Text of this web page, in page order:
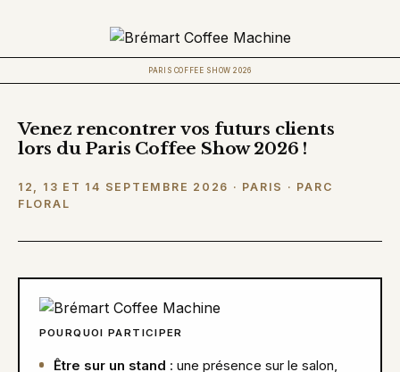
PARIS COFFEE SHOW 2026
Venez rencontrer vos futurs clients
lors du Paris Coffee Show 2026 !
12, 13 ET 14 SEPTEMBRE 2026 · PARIS · PARC
FLORAL
POURQUOI PARTICIPER
Être sur un stand : une présence sur le salon,